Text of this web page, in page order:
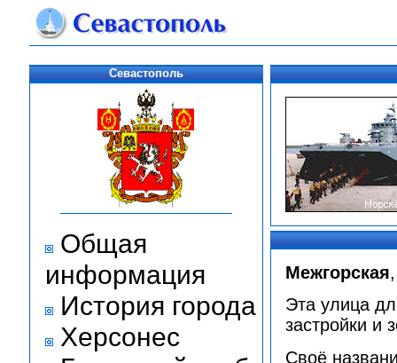
Севастополь
Общая
информация
История города
Херсонес
Межгорская
Эта улица
застройки и
Своё